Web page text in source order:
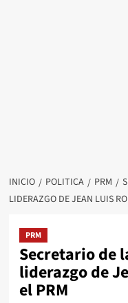
INICIO POLITICA PRM
LIDERAZGO DE JEAN LUIS
PRM
Secretario de
liderazgo de
el PRM